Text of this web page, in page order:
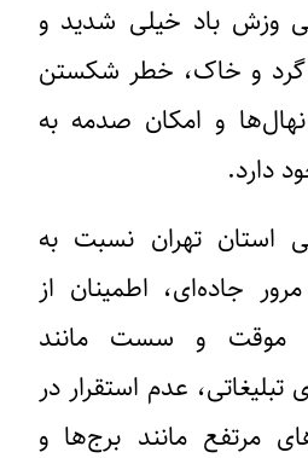
وزش باد خیلی شدید و
گرد و خاک، خطر شکستن
و امکان صدمه به
دارد.
استان تهران نسبت به
جاده‌ای، اطمینان از
موقت و سست مانند
تبلیغاتی، عدم استقرار در
مرتفع مانند برج‌ها و